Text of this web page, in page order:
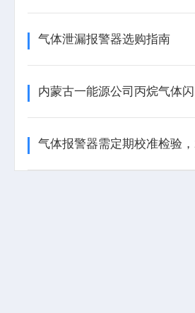
气体泄漏报警器选购指南